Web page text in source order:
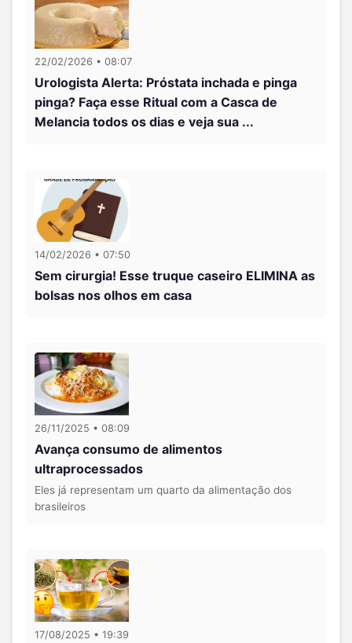
22/02/2026 • 08:07
Urologista Alerta: Próstata inchada e pinga
pinga? Faça esse Ritual com a Casca de
Melancia todos os dias e veja sua ...
14/02/2026 • 07:50
Sem cirurgia! Esse truque caseiro ELIMINA as
bolsas nos olhos em casa
26/11/2025 • 08:09
Avança consumo de alimentos
ultraprocessados
Eles já representam um quarto da alimentação dos
brasileiros
17/08/2025 • 19:39